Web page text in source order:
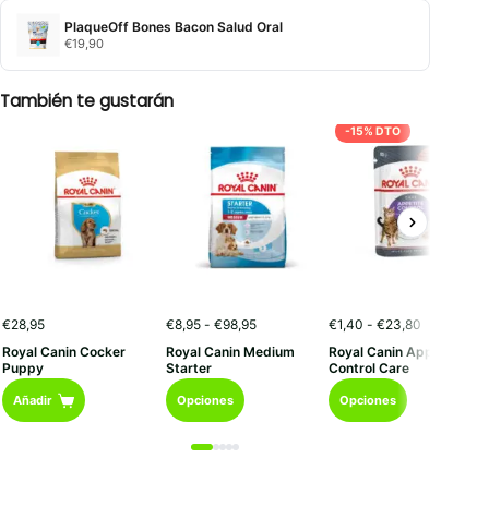
PlaqueOff Bones Bacon Salud Oral
€19,90
También te gustarán
€28,95
Royal Canin Cocker
Puppy
Añadir
€8,95 - €98,95Rango
precios:
Royal Canin Medium
Starter
Opciones
Este
producto
múltiples
-15% DTO
€1,40 - €23,80
precios:
Royal Canin Appetite
Control Care
Opciones
Este
producto